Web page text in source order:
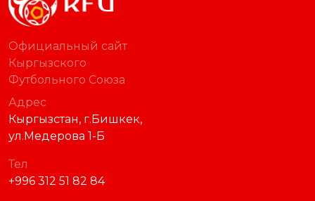
Официальный сайт
Кыргызского
Футбольного Союза
Адрес
Кыргызстан, г.Бишкек,
ул.Медерова 1-Б
Тел
+996 312 51 82 84